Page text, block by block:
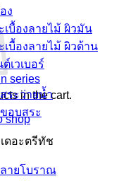
in the cart.
shop
ง
เบื้องลายไม้ ผิวมัน
เบื้องลายไม้ ผิวด้าน
เวเบอร์
series
ระว่ายนํ้า
อบสระ
ดอะตรีทัช
ลายโบราณ